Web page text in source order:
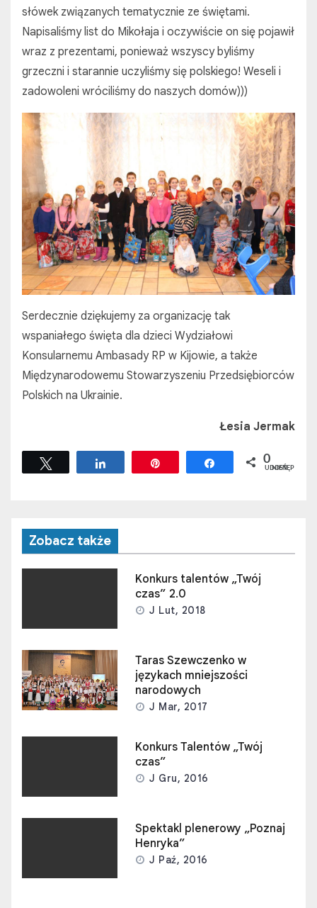
słówek związanych tematycznie ze świętami.
Napisaliśmy list do Mikołaja i oczywiście on się pojawił
wraz z prezentami, ponieważ wszyscy byliśmy
grzeczni i starannie uczyliśmy się polskiego! Weseli i
zadowoleni wróciliśmy do naszych domów)))
Serdecznie dziękujemy za organizację tak
wspaniałego święta dla dzieci Wydziałowi
Konsularnemu Ambasady RP w Kijowie, a także
Międzynarodowemu Stowarzyszeniu Przedsiębiorców
Polskich na Ukrainie.
Łesia Jermak
Udostępnij Udostępnij
0
UDOSTĘPNIEŃ
Zobacz także
Konkurs talentów „Twój
czas” 2.0
J Lut, 2018
Taras Szewczenko w
językach mniejszości
narodowych
J Mar, 2017
Konkurs Talentów „Twój
czas”
J Gru, 2016
Spektakl plenerowy „Poznaj
Henryka”
J Paź, 2016